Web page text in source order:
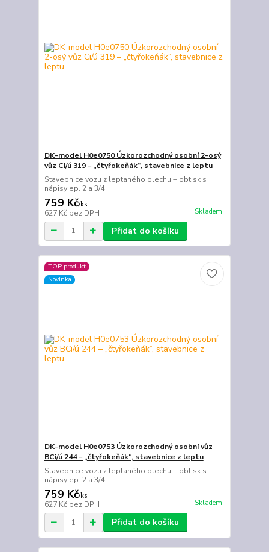
DK-model H0e0750 Úzkorozchodný osobní 2-osý
vůz Ci/ú 319 – „čtyřokeňák“, stavebnice z leptu
Stavebnice vozu z leptaného plechu + obtisk s
nápisy ep. 2 a 3/4
759 Kč/ks
627 Kč bez DPH Skladem
Přidat do košíku
TOP produkt
Novinka
DK-model H0e0753 Úzkorozchodný osobní vůz
BCi/ú 244 – „čtyřokeňák“, stavebnice z leptu
Stavebnice vozu z leptaného plechu + obtisk s
nápisy ep. 2 a 3/4
759 Kč/ks
627 Kč bez DPH Skladem
Přidat do košíku